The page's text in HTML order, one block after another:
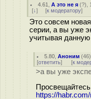
4.61 ,А это не я (?),
[↓] [к модератору]
Это совсем
серии, а вы уже
учитывая
5.80 ,Аноним (46
[ответить] [к
>а вы уже
Просвещайтесь
https://